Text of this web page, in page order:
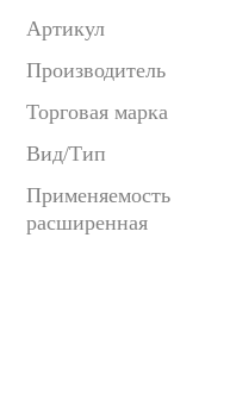
Артикул
Производитель
Торговая марка
Вид/Тип
Применяемость
расширенная